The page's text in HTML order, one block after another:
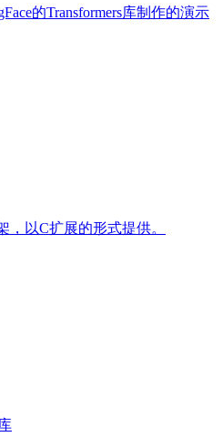
的Transformers库制作的演示
，以C扩展的形式提供。